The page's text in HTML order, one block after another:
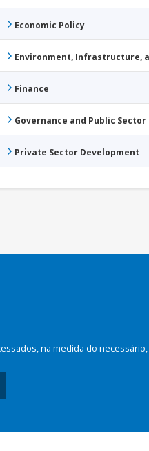
Economic Policy
Environment, Infrastructure,
Finance
Governance and Public
Private Sector Development
na medida do